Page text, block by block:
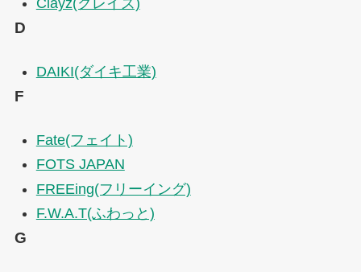
Clayz(クレイズ)
D
DAIKI(ダイキ工業)
F
Fate(フェイト)
FOTS JAPAN
FREEing(フリーイング)
F.W.A.T(ふわっと)
G